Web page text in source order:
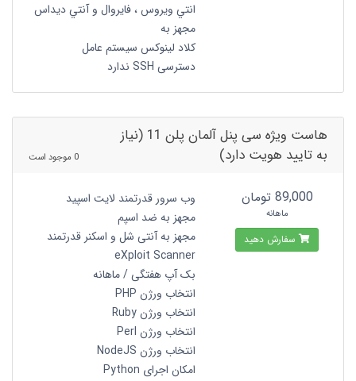
انتي ويروس ، فايروال و آنتي ديداس
مجهز به
کلاد لینوکس سیستم عامل
دسترسی SSH ندارد
هاست ویژه سی پنل آلمان پلن 11 (نیاز
به تایید هویت دارد)
0 موجود است
وب سرور قدرتمند لایت اسپید
مجهز به ضد اسپم
مجهز به آنتی شل و اسکنر قدرتمند
eXploit Scanner
بک آپ هفتگی / ماهانه
انتخاب ورژن PHP
انتخاب ورژن Ruby
انتخاب ورژن Perl
انتخاب ورژن NodeJS
امکان اجرای Python
89,000 تومان
ماهانه
سفارش دهید